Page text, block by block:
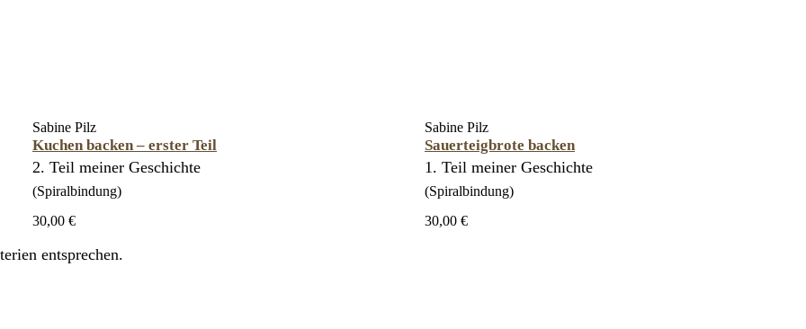
Sabine Pilz
Kuchen backen – erster Teil
2. Teil meiner Geschichte
(Spiralbindung)
30,00 €
Sabine Pilz
Sauerteigbrote backen
1. Teil meiner Geschichte
(Spiralbindung)
30,00 €
entsprechen.